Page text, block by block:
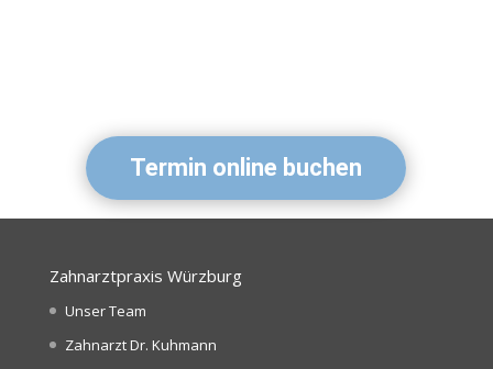
Termin online buchen
Zahnarztpraxis Würzburg
Unser Team
Zahnarzt Dr. Kuhmann